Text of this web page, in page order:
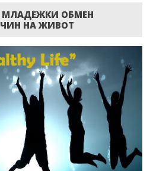
МЛАДЕЖКИ ОБМЕН
НА ЖИВОТ